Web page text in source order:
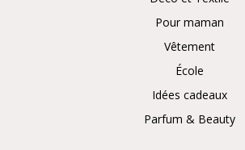
Pour maman
Vêtement
École
Idées cadeaux
Parfum & Beauty